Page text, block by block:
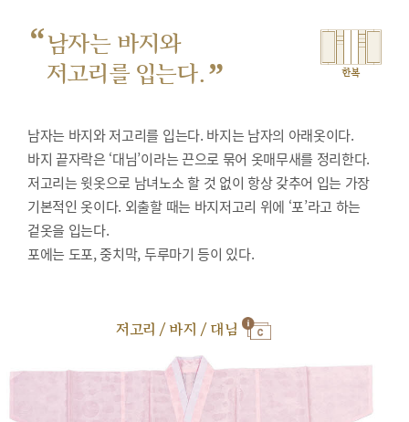
“남자는 바지와
저고리를 입는다. ” 한복
남자는 바지와 저고리를 입는다. 바지는 남자의 아래옷이다.
바지 끝자락은 ‘대님’이라는 끈으로 묶어 옷매무새를 정리한다.
저고리는 윗옷으로 남녀노소 할 것 없이 항상 갖추어 입는 가장
기본적인 옷이다. 외출할 때는 바지저고리 위에 ‘포’라고 하는
겉옷을 입는다.
포에는 도포, 중치막, 두루마기 등이 있다.
저고리 / 바지 / 대님